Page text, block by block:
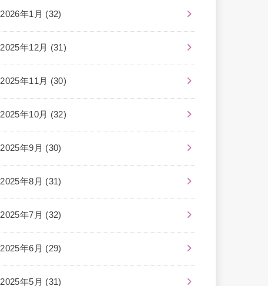
2026年1月 (32)
2025年12月 (31)
2025年11月 (30)
2025年10月 (32)
2025年9月 (30)
2025年8月 (31)
2025年7月 (32)
2025年6月 (29)
2025年5月 (31)